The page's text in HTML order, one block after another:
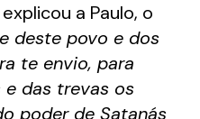
a Paulo, o
deste povo e dos
te envio, para
das trevas os
poder de Satanás